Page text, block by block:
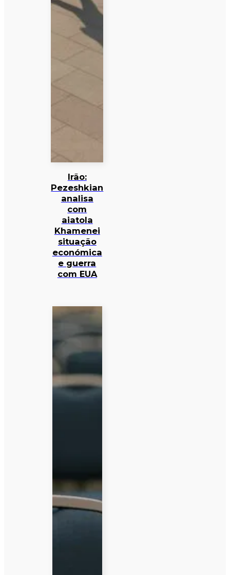
Irão:
Pezeshkian
analisa
com
aiatola
Khamenei
situação
económica
e guerra
com EUA